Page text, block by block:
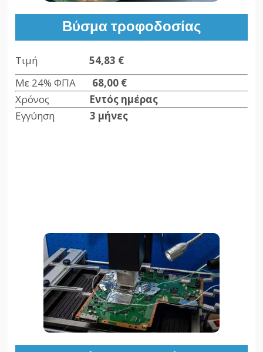
Βύσμα τροφοδοσίας
Τιμή
54,83 €
Με 24% ΦΠΑ 68,00 €
Χρόνος Εντός ημέρας
Εγγύηση3 μήνες